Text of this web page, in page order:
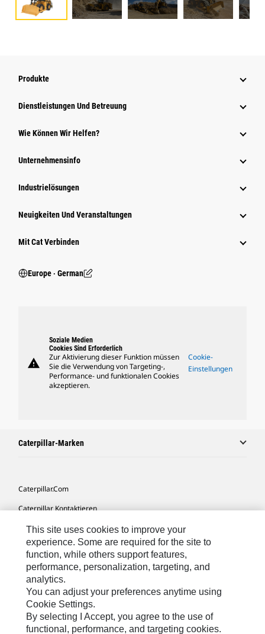
Produkte
Dienstleistungen Und Betreuung
Wie Können Wir Helfen?
Unternehmensinfo
Industrielösungen
Neuigkeiten Und Veranstaltungen
Mit Cat Verbinden
Europe ‧ German
warning
Soziale Medien
Cookies Sind Erforderlich
Zur Aktivierung dieser Funktion müssen
Sie die Verwendung von Targeting-,
Performance- und funktionalen Cookies
akzeptieren.
Cookie-
Einstellungen
Caterpillar-Marken
Caterpillar.com
Caterpillar Kontaktieren
Meine Marketing-Präferenzen
Seitenübersicht
Cookie Settings
Rechtliche Hinweise
Datenschutz
This site uses cookies to improve your
experience. Some are required for the site to
function, while others support features,
performance, personalization, targeting, and
analytics.
You can adjust your preferences anytime using
Cookie Settings.
By selecting I Accept, you agree to the use of
functional, performance, and targeting cookies.